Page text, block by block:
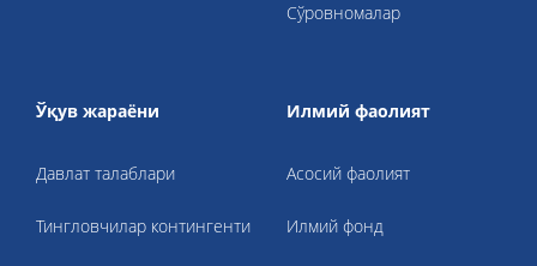
Сўровномалар
Ўқув жараёни
Давлат талаблари
Тингловчилар контингенти
Илмий фаолият
Асосий фаолият
Илмий фонд